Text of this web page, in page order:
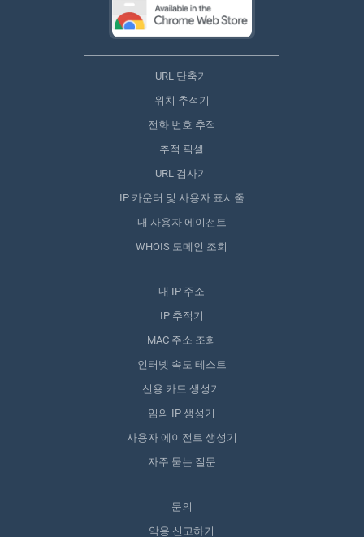
URL 단축기
위치 추적기
전화 번호 추적
추적 픽셀
URL 검사기
IP 카운터 및 사용자 표시줄
내 사용자 에이전트
WHOIS 도메인 조회
내 IP 주소
IP 추적기
MAC 주소 조회
인터넷 속도 테스트
신용 카드 생성기
임의 IP 생성기
사용자 에이전트 생성기
자주 묻는 질문
문의
악용 신고하기